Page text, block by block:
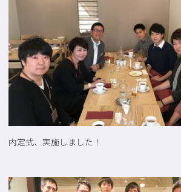
内定式、実施しました！